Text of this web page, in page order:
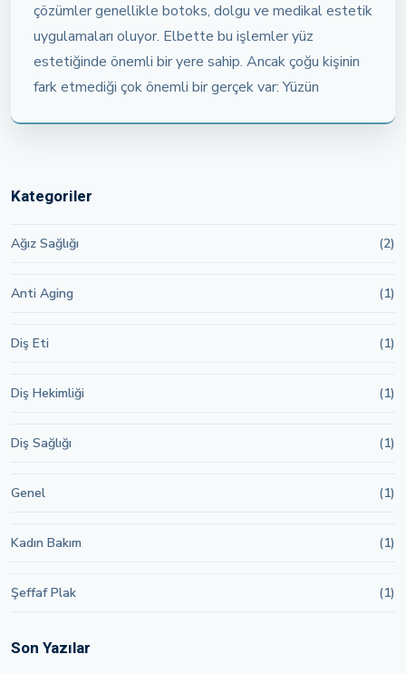
çözümler genellikle botoks, dolgu ve medikal estetik
uygulamaları oluyor. Elbette bu işlemler yüz
estetiğinde önemli bir yere sahip. Ancak çoğu kişinin
fark etmediği çok önemli bir gerçek var: Yüzün
Kategoriler
Ağız Sağlığı (2)
Anti Aging (1)
Diş Eti (1)
Diş Hekimliği (1)
Diş Sağlığı (1)
Genel (1)
Kadın Bakım (1)
Şeffaf Plak (1)
Son Yazılar